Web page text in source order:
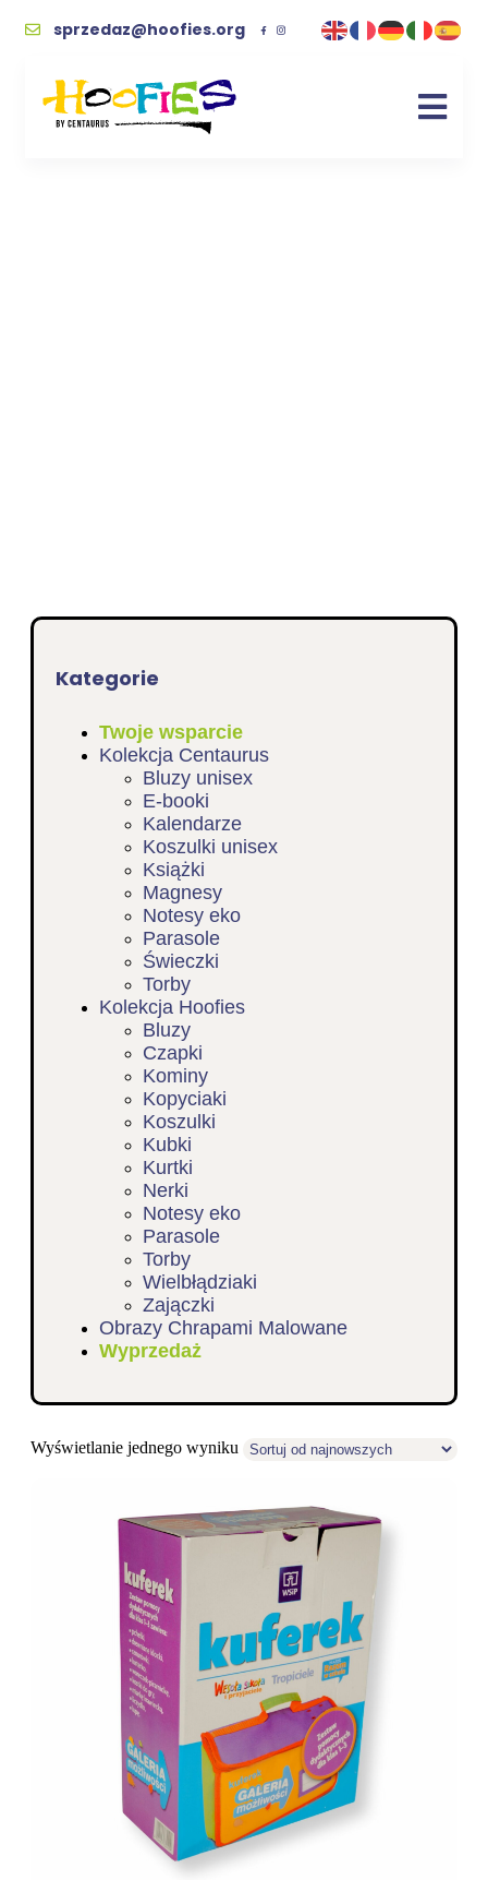
sprzedaz@hoofies.org
Kategorie
Twoje wsparcie
Kolekcja Centaurus
Bluzy unisex
E-booki
Kalendarze
Koszulki unisex
Książki
Magnesy
Notesy eko
Parasole
Świeczki
Torby
Kolekcja Hoofies
Bluzy
Czapki
Kominy
Kopyciaki
Koszulki
Kubki
Kurtki
Nerki
Notesy eko
Parasole
Torby
Wielbłądziaki
Zajączki
Obrazy Chrapami Malowane
Wyprzedaż
Wyświetlanie jednego wyniku